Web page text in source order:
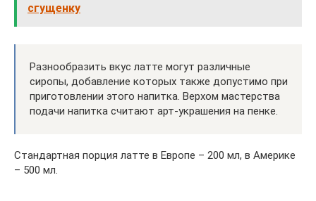
сгущенку
Разнообразить вкус латте могут различные
сиропы, добавление которых также допустимо при
приготовлении этого напитка. Верхом мастерства
подачи напитка считают арт-украшения на пенке.
Стандартная порция латте в Европе – 200 мл, в Америке
– 500 мл.